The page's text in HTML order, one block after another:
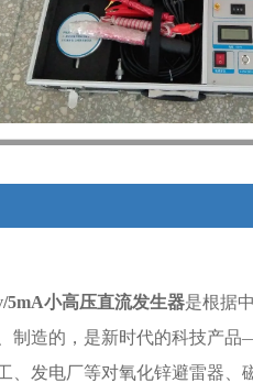
5mA小高压直流发生器是根据
制造的，是新时代的科技产
、发电厂等对氧化锌避雷器